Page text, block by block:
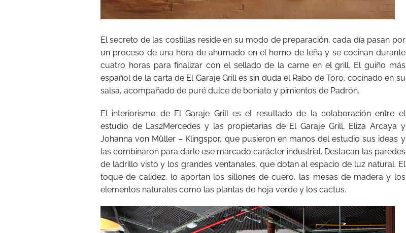
El secreto de las costillas reside en su modo de preparación, cada día pasan por
un proceso de una hora de ahumado en el horno de leña y se cocinan durante
cuatro horas para finalizar con el sellado de la carne en el grill. El guiño más
español de la carta de El Garaje Grill es sin duda el Rabo de Toro, cocinado en su
salsa, acompañado de puré dulce de boniato y pimientos de Padrón.
El interiorismo de El Garaje Grill es el resultado de la colaboración entre el
estudio de Las2Mercedes y las propietarias de El Garaje Grill, Eliza Arcaya y
Johanna von Müller – Klingspor, que pusieron en manos del estudio sus ideas y
las combinaron para darle ese marcado carácter industrial. Destacan las paredes
de ladrillo visto y los grandes ventanales, que dotan al espacio de luz natural. El
toque de calidez, lo aportan los sillones de cuero, las mesas de madera y los
elementos naturales como las plantas de hoja verde y los cactus.